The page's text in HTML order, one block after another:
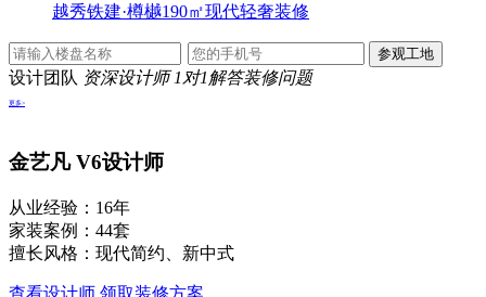
越秀铁建·樽樾190㎡现代轻奢装修
设计团队 资深设计师 1对1解答装修问题
更多>
金艺凡V6设计师
从业经验：16年
家装案例：44套
擅长风格：现代简约、新中式
查看设计师 领取装修方案